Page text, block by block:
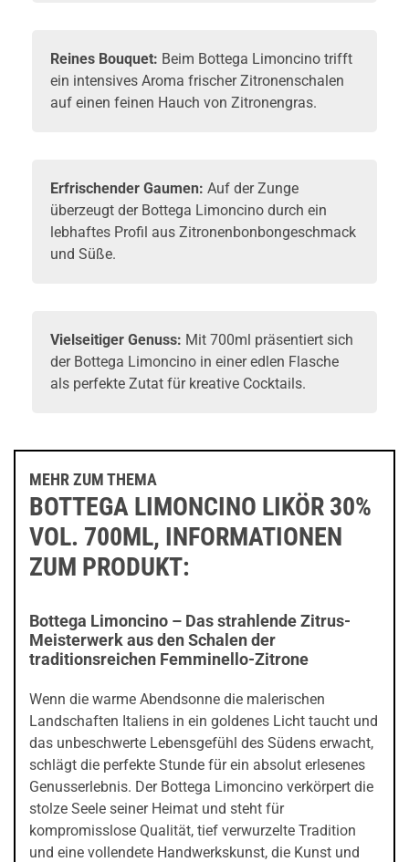
Reines Bouquet: Beim Bottega Limoncino trifft
ein intensives Aroma frischer Zitronenschalen
auf einen feinen Hauch von Zitronengras.
Erfrischender Gaumen: Auf der Zunge
überzeugt der Bottega Limoncino durch ein
lebhaftes Profil aus Zitronenbonbongeschmack
und Süße.
Vielseitiger Genuss: Mit 700ml präsentiert sich
der Bottega Limoncino in einer edlen Flasche
als perfekte Zutat für kreative Cocktails.
MEHR ZUM THEMA
BOTTEGA LIMONCINO LIKÖR 30%
VOL. 700ML, INFORMATIONEN
ZUM PRODUKT:
Bottega Limoncino – Das strahlende Zitrus-
Meisterwerk aus den Schalen der
traditionsreichen Femminello-Zitrone
Wenn die warme Abendsonne die malerischen
Landschaften Italiens in ein goldenes Licht taucht und
das unbeschwerte Lebensgefühl des Südens erwacht,
schlägt die perfekte Stunde für ein absolut erlesenes
Genusserlebnis. Der Bottega Limoncino verkörpert die
stolze Seele seiner Heimat und steht für
kompromisslose Qualität, tief verwurzelte Tradition
und eine vollendete Handwerkskunst, die Kunst und